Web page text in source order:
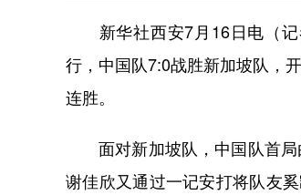
新华社西安7月16日电（记
行，中国队7:0战胜新加坡队，
连胜。
面对新加坡队，中国队首局
谢佳欣又通过一记安打将队友